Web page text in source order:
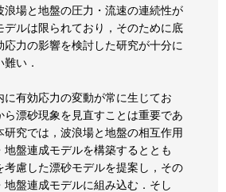
浪場と地盤の圧力・流速の連続性が
デルは限られており，そのために底
力の影響を検討した研究が十分に
い．
有効応力の変動が常に生じてお
ら漂砂現象を見直すことは重要であ
研究では，波浪場と地盤の相互作用
盤連成モデルを構築するととも
考慮した漂砂モデルを提案し，その
盤連成モデルに組み込む．そし